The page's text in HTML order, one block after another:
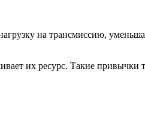
на трансмиссию,
их ресурс. Такие привычки